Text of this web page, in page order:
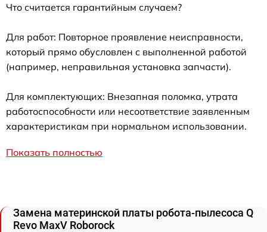
Что считается гарантийным случаем?
Для работ: Повторное проявление неисправности,
который прямо обусловлен с выполненной работой
(например, неправильная установка запчасти).
Для комплектующих: Внезапная поломка, утрата
работоспособности или несоответствие заявленным
характеристикам при нормальном использовании.
Показать полностью
Замена материнской платы робота-пылесоса Q
Revo MaxV Roborock